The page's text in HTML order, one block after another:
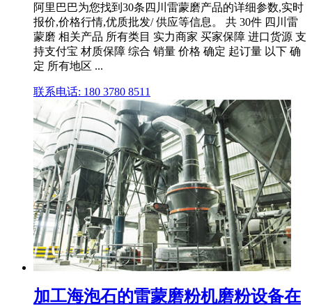
阿里巴巴为您找到30条四川雷蒙磨产品的详细参数,实时
报价,价格行情,优质批发/ 供应等信息。 共 30件 四川雷
蒙磨 相关产品 所有类目 实力商家 买家保障 进口货源 支
持支付宝 材质保障 综合 销量 价格 确定 起订量 以下 确
定 所有地区 ...
联系电话: 180 3780 8511
加工海泡石的雷蒙磨粉机磨粉设备在